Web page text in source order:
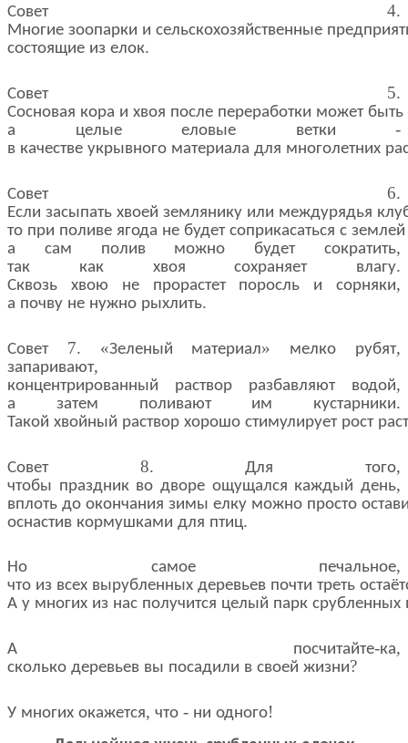
Совет4.
Многие зоопарки и сельскохозяйственные
состоящие из елок.
Совет5.
Сосновая кора и хвоя после переработки может быть
а
целые еловые ветки -
в качестве укрывного материала для многолетних
Совет6.
Если засыпать хвоей землянику или междурядья
то при поливе ягода не будет соприкасаться с землей
а
сам полив можно будет сократить,
так как хвоя сохраняет влагу.
Сквозь хвою не прорастет поросль и сорняки,
а почву не нужно рыхлить.
Совет7. «Зеленый материал» мелко рубят,
запаривают,
концентрированный раствор разбавляют водой,
а затем поливают им кустарники.
Такой хвойный раствор хорошо стимулирует рост
Совет8.Для того,
чтобы праздник во дворе ощущался каждый день,
вплоть до окончания зимы елку можно просто
оснастив кормушками для птиц.
Но самое печальное,
что из всех вырубленных деревьев почти треть
А у многих из нас получится целый парк срубленных
А посчитайте-ка,
сколько деревьев вы посадили в своей жизни?
У многих окажется, что - ни одного!